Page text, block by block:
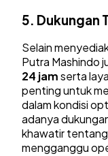
5. Dukungan
Selain
Putra Mashindo
24 jamserta
penting untuk
dalam kondisi
adanya
khawatir
mengganggu